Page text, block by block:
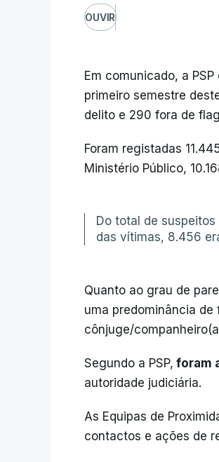
OUVIR
Em comunicado, a
primeiro semestre
delito e 290 fora de
Foram registadas
Ministério Público,
Do total de
das vítimas, 8.456
Quanto ao grau de
uma predominância
cônjuge/
Segundo a PSP, foram
autoridade judiciária.
As Equipas de
contactos e ações de